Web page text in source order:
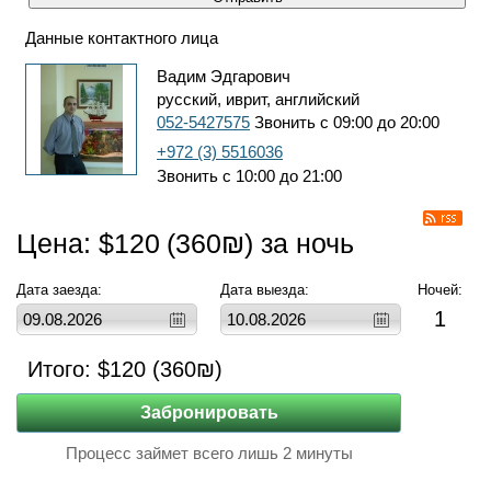
Данные контактного лица
Вадим Эдгарович
русский, иврит, английский
052-5427575 Звонить с 09:00 до 20:00
+972 (3) 5516036
Звонить с 10:00 до 21:00
Цена: $120 (360₪) за ночь
Дата заезда: Дата выезда: Ночей:
1
Итого: $120 (360₪)
Процесс займет всего лишь 2 минуты